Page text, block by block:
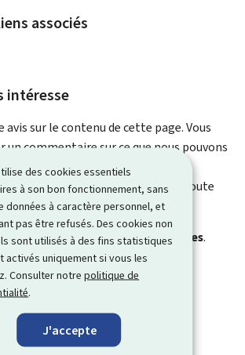
des cookies essentiels
à son bon fonctionnement, sans
données à caractère personnel, et
pas être refusés. Des cookies non
sont utilisés à des fins statistiques
activés uniquement si vous les
Consulter notrepolitique de
.
J'accepte
associés
intéresse
sur le contenu de cette page. Vous
un commentaire sur ce que nous pouvons
pas de réponse à votre
le formulaire de contact pour toute
d’une étoile ( * ) sontobligatoires.
que vous cherchiez ? *